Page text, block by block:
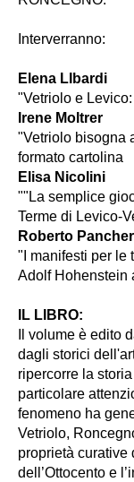
Interverranno:
Elena LIbardi
"Vetriolo e
Irene Moltrer
"Vetriolo bisogna
formato cartolina
Elisa Nicolini
""La semplice
Terme di Levico-
Roberto
"I manifesti per le
Adolf Hohenstein
IL LIBRO:
Il volume è edito
dagli storici
ripercorre la
particolare
fenomeno ha
Vetriolo,
proprietà curative
dell’Ottocento e